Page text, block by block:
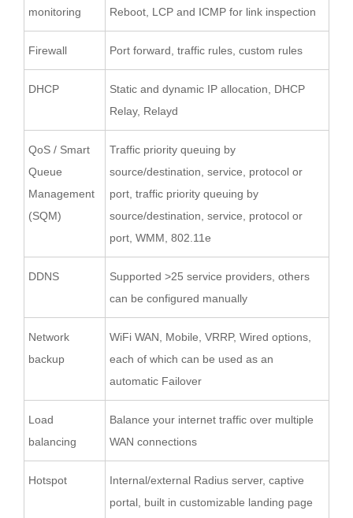
monitoring Reboot, LCP and ICMP for link inspection
Firewall Port forward, traffic rules, custom rules
DHCP
Static and dynamic IP allocation, DHCP
Relay, Relayd
QoS / Smart
Queue
Management
(SQM)
Traffic priority queuing by
source/destination, service, protocol or
port, traffic priority queuing by
source/destination, service, protocol or
port, WMM, 802.11e
DDNS
Supported >25 service providers, others
can be configured manually
Network
backup
WiFi WAN, Mobile, VRRP, Wired options,
each of which can be used as an
automatic Failover
Load
balancing
Balance your internet traffic over multiple
WAN connections
Hotspot
Internal/external Radius server, captive
portal, built in customizable landing page